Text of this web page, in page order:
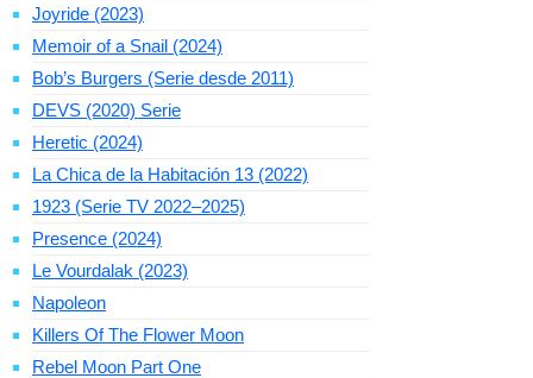
Joyride (2023)
Memoir of a Snail (2024)
Bob’s Burgers (Serie desde 2011)
DEVS (2020) Serie
Heretic (2024)
La Chica de la Habitación 13 (2022)
1923 (Serie TV 2022–2025)
Presence (2024)
Le Vourdalak (2023)
Napoleon
Killers Of The Flower Moon
Rebel Moon Part One